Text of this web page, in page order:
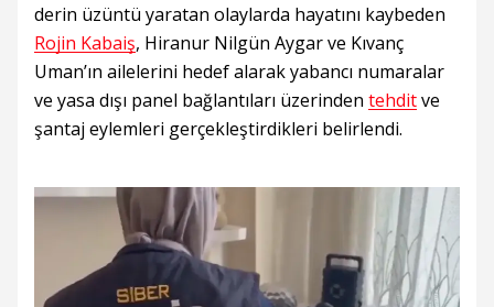
derin üzüntü yaratan olaylarda hayatını kaybeden
Rojin Kabaiş, Hiranur Nilgün Aygar ve Kıvanç
Uman’ın ailelerini hedef alarak yabancı numaralar
ve yasa dışı panel bağlantıları üzerinden tehditve
şantaj eylemleri gerçekleştirdikleri belirlendi.